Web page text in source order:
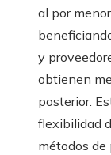
al por
y
obtienen
posterior.
flexibilidad
métodos de